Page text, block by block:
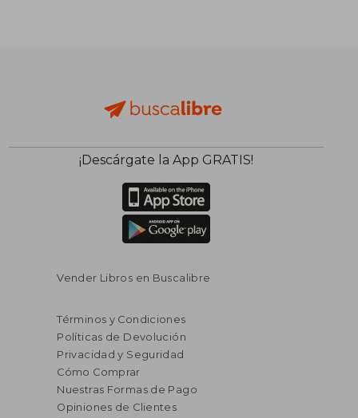
¡Descárgate la App GRATIS!
Vender Libros en Buscalibre
Términos y Condiciones
Políticas de Devolución
Privacidad y Seguridad
Cómo Comprar
Nuestras Formas de Pago
Opiniones de Clientes